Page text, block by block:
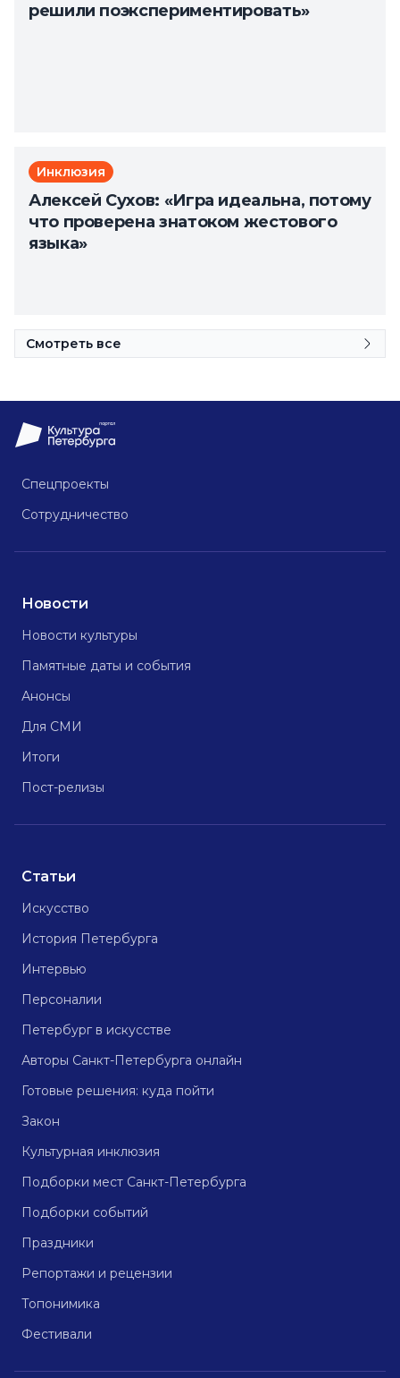
решили поэкспериментировать»
Инклюзия
Алексей Сухов: «Игра идеальна, потому
что проверена знатоком жестового
языка»
Смотреть все
Спецпроекты
Сотрудничество
Новости
Новости культуры
Памятные даты и события
Анонсы
Для СМИ
Итоги
Пост-релизы
Статьи
Искусство
История Петербурга
Интервью
Персоналии
Петербург в искусстве
Авторы Санкт-Петербурга онлайн
Готовые решения: куда пойти
Закон
Культурная инклюзия
Подборки мест Санкт-Петербурга
Подборки событий
Праздники
Репортажи и рецензии
Топонимика
Фестивали